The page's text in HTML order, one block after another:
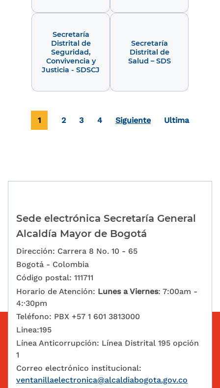
Secretaría
Distrital de
Seguridad,
Convivencia y
Justicia - SDSCJ
Secretaría
Distrital de
Salud – SDS
Paginación
Página actual
1 Page
2 Page
3 Page
4 Siguiente Última página
Ultima
Sede electrónica Secretaría General
Alcaldía Mayor de Bogotá
Dirección: Carrera 8 No. 10 - 65
Bogotá - Colombia
Código postal: 111711
Horario de Atención: Lunes a Viernes: 7:00am -
4:·30pm
Teléfono: PBX +57 1 601 3813000
Linea:195
Línea Anticorrupción: Línea Distrital 195 opción
1
Correo electrónico institucional:
ventanillaelectronica@alcaldiabogota.gov.co